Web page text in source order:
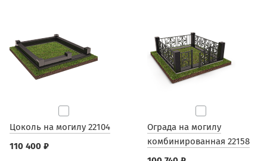
Цоколь на могилу 22104
110 400 ₽
Ограда на могилу
комбинированная 22158